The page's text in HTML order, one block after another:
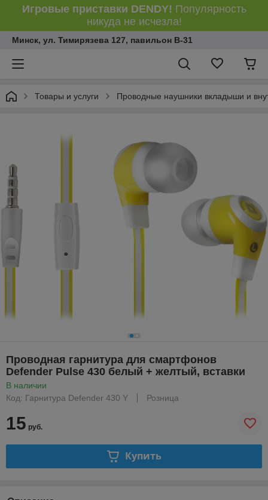
Игровые приставки DENDY! Популярность
никуда не исчезла!
Минск, ул. Тимирязева 127, павильон В-31
Товары и услуги Проводные наушники вкладыши и
Проводная гарнитура для смартфонов
Defender Pulse 430 белый + желтый, вставки
В наличии
Код: Гарнитура Defender 430 Y
Розница
15 руб.
Купить